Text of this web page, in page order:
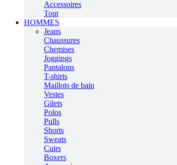
Accessoires
Tout
HOMMES
Jeans
Chaussures
Chemises
Joggings
Pantalons
T-shirts
Maillots de bain
Vestes
Gilets
Polos
Pulls
Shorts
Sweats
Cuirs
Boxers